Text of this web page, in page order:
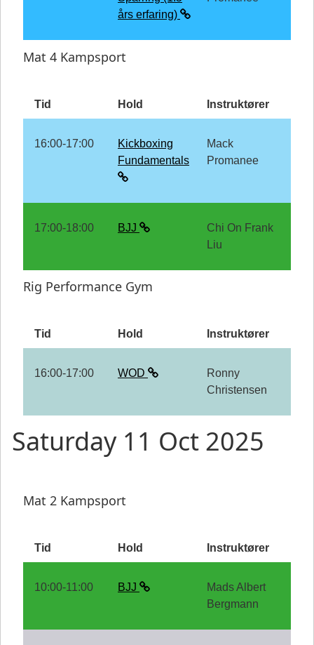
års erfaring)
Mat 4 Kampsport
Tid Hold Instruktører
16:00-17:00
Kickboxing
Fundamentals
Mack
Promanee
17:00-18:00 BJJ
Chi On Frank
Liu
Rig Performance Gym
Tid Hold Instruktører
16:00-17:00 WOD
Ronny
Christensen
Saturday 11 Oct 2025
Mat 2 Kampsport
Tid Hold Instruktører
10:00-11:00 BJJ
Mads Albert
Bergmann